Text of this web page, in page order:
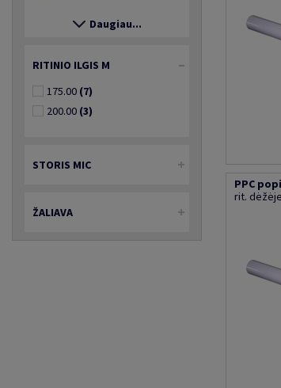
Daugiau...
RITINIO ILGIS M
175.00 (7)
200.00 (3)
STORIS MIC
ŽALIAVA
PPC
rit. dėžėje